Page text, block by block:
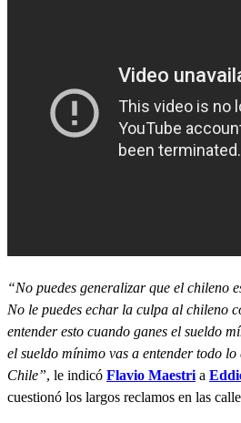
“No puedes generalizar que el chileno
No le puedes echar la culpa al chileno
entender esto cuando ganes el sueldo
el sueldo mínimo vas a entender todo lo
Chile”, le indicó Flavio Maestri a
cuestionó los largos reclamos en las